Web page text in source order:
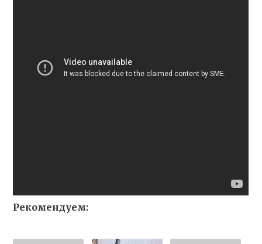
Рекомендуем: